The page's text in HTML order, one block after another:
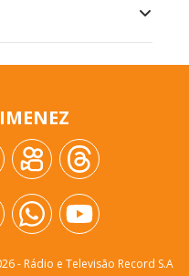
- Rádio e Televisão Record S.A